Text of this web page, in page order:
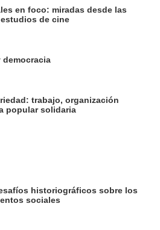
en foco: miradas desde las
de cine
democracia
trabajo, organización
popular solidaria
historiográficos sobre los
sociales